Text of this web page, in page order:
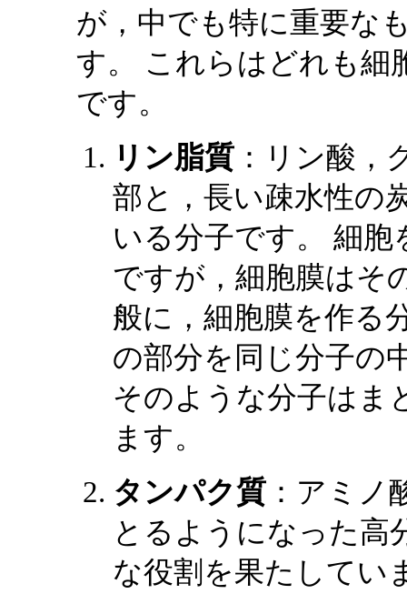
が，中でも特に重要な
す。 これらはどれも細
です。
リン脂質：リン酸，
部と，長い疎水性の
いる分子です。 細
ですが，細胞膜はそ
般に，細胞膜を作る
の部分を同じ分子の
そのような分子はま
ます。
タンパク質：アミノ
とるようになった高
な役割を果たしてい